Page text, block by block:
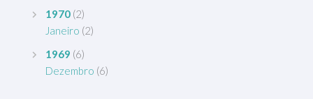
1970 (2)
Janeiro (2)
1969 (6)
Dezembro (6)